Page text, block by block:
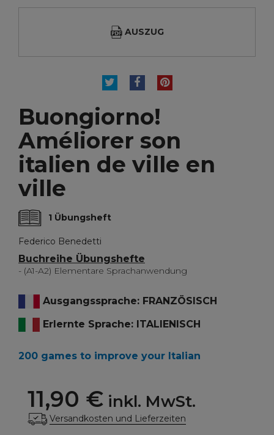
AUSZUG
TWEETTEILENPINTEREST
Buongiorno!
Améliorer son
italien de ville en
ville
1 Übungsheft
Federico Benedetti
Buchreihe Übungshefte
- (A1-A2) Elementare Sprachanwendung
Ausgangssprache: FRANZÖSISCH
Erlernte Sprache: ITALIENISCH
200 games to improve your Italian
11,90 € inkl. MwSt.
Versandkosten und Lieferzeiten